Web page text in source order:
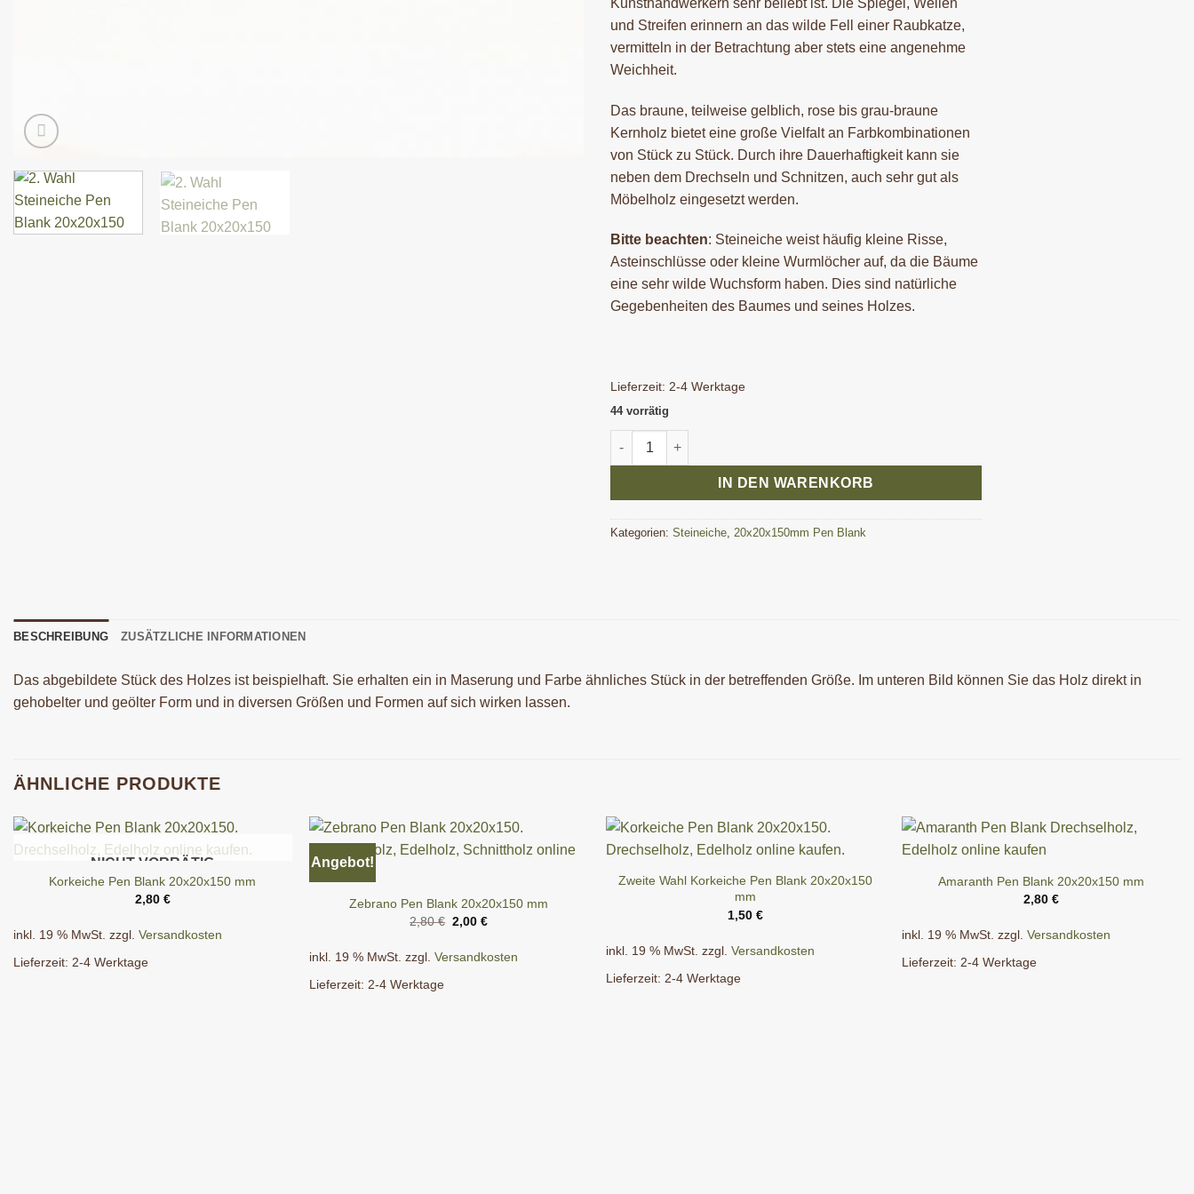
und Streifen erinnern an das wilde Fell einer Raubkatze,
vermitteln in der Betrachtung aber stets eine angenehme
Weichheit.
Das braune, teilweise gelblich, rose bis grau-braune
Kernholz bietet eine große Vielfalt an Farbkombinationen
von Stück zu Stück. Durch ihre Dauerhaftigkeit kann sie
neben dem Drechseln und Schnitzen, auch sehr gut als
Möbelholz eingesetzt werden.
Bitte beachten: Steineiche weist häufig kleine Risse,
Asteinschlüsse oder kleine Wurmlöcher auf, da die Bäume
eine sehr wilde Wuchsform haben. Dies sind natürliche
Gegebenheiten des Baumes und seines Holzes.
Lieferzeit: 2-4 Werktage
44 vorrätig
Steineiche Pen Blank 20x20x150 mm Menge
IN DEN WARENKORB
Kategorien: Steineiche 20x20x150mm Pen Blank
BESCHREIBUNG ZUSÄTZLICHE INFORMATIONEN
Das abgebildete Stück des Holzes ist beispielhaft. Sie erhalten ein in Maserung und Farbe ähnliches Stück in der betreffenden Größe. Im unteren Bild können Sie das Holz direkt in
gehobelter und geölter Form und in diversen Größen und Formen auf sich wirken lassen.
ÄHNLICHE PRODUKTE
NICHT VORRÄTIG
Korkeiche Pen Blank 20x20x150 mm
2,80 €
inkl. 19 % MwSt. zzgl. Versandkosten
Lieferzeit: 2-4 Werktage
Angebot!
Zebrano Pen Blank 20x20x150 mm
2,80€ Ursprünglicher
2,80 €
2,00€Aktueller
2,00 €.
inkl. 19 % MwSt. zzgl.Versandkosten
Lieferzeit:2-4 Werktage
Zweite Wahl Korkeiche Pen Blank 20x20x150
mm
1,50 €
inkl. 19 % MwSt. zzgl. Versandkosten
Lieferzeit: 2-4 Werktage
Amaranth Pen Blank 20x20x150 mm
2,80€
inkl. 19 % MwSt. zzgl.Versandkosten
Lieferzeit:2-4 Werktage